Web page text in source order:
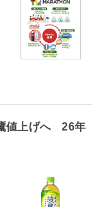
値上げへ 26年